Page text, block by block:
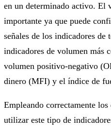
en un determinado activo. El
importante ya que puede
señales de los indicadores de
indicadores de volumen más
volumen positivo-negativo
dinero (MFI) y el índice de
Empleando correctamente
utilizar este tipo de